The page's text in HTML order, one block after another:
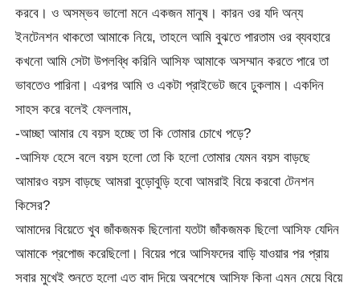
করবে। ও অসম্ভব ভালো মনে একজন মানুষ। কারন ওর যদি অন্য
ইনটেনশন থাকতো আমাকে নিয়ে, তাহলে আমি বুঝতে পারতাম ওর ব্যবহারে
কখনো আমি সেটা উপলব্ধি করিনি আসিফ আমাকে অসম্মান করতে পারে তা
ভাবতেও পারিনা। এরপর আমি ও একটা প্রাইভেট জবে ঢুকলাম। একদিন
সাহস করে বলেই ফেললাম,
-আচ্ছা আমার যে বয়স হচ্ছে তা কি তোমার চোখে পড়ে?
-আসিফ হেসে বলে বয়স হলো তো কি হলো তোমার যেমন বয়স বাড়ছে
আমারও বয়স বাড়ছে আমরা বুড়োবুড়ি হবো আমরাই বিয়ে করবো টেনশন
কিসের?
আমাদের বিয়েতে খুব জাঁকজমক ছিলোনা যতটা জাঁকজমক ছিলো আসিফ যেদিন
আমাকে প্রপোজ করেছিলো। বিয়ের পরে আসিফদের বাড়ি যাওয়ার পর প্রায়
সবার মুখেই শুনতে হলো এত বাদ দিয়ে অবশেষে আসিফ কিনা এমন মেয়ে বিয়ে